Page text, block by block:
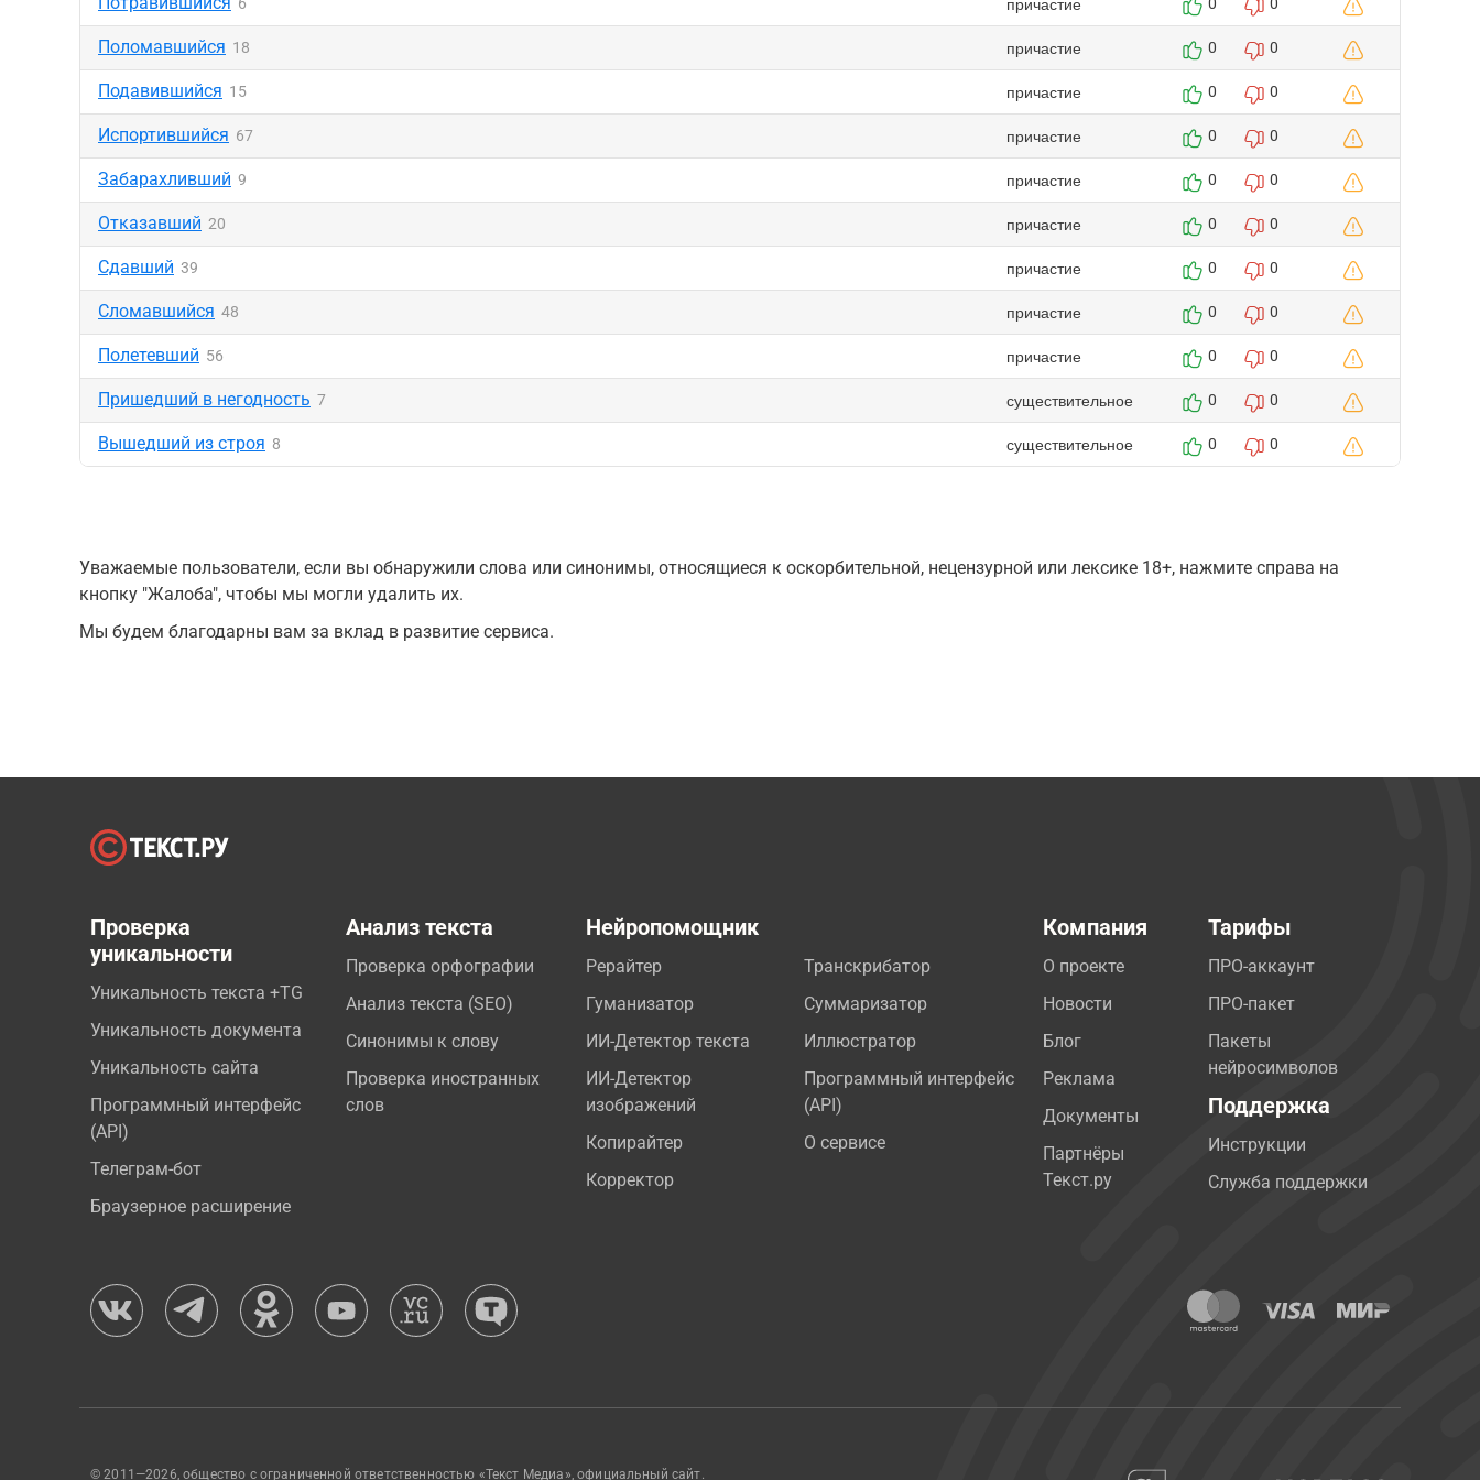
Поломавшийся 18 причастие 0 0
Подавившийся 15 причастие 0 0
Испортившийся 67 причастие 0 0
Забарахливший 9 причастие 0 0
Отказавший 20 причастие 0 0
Сдавший 39 причастие 0 0
Сломавшийся 48 причастие 0 0
Полетевший 56 причастие 0 0
Пришедший в негодность 7 существительное 0 0
Вышедший из строя 8 существительное 0 0
Уважаемые пользователи, если вы обнаружили слова или синонимы, относящиеся к оскорбительной, нецензурной или лексике 18+, нажмите справа на
кнопку "Жалоба", чтобы мы могли удалить их.
Мы будем благодарны вам за вклад в развитие сервиса.
Проверка
уникальности
Уникальность текста +TG
Уникальность документа
Уникальность сайта
Программный интерфейс
(API)
Телеграм-бот
Браузерное расширение
Анализ текста
Проверка орфографии
Анализ текста (SEO)
Синонимы к слову
Проверка иностранных
слов
Нейропомощник
Рерайтер
Гуманизатор
ИИ-Детектор текста
ИИ-Детектор
изображений
Копирайтер
Корректор
Транскрибатор
Суммаризатор
Иллюстратор
Программный интерфейс
(API)
О сервисе
Компания
О проекте
Новости
Блог
Реклама
Документы
Партнёры
Текст.ру
Тарифы
ПРО-аккаунт
ПРО-пакет
Пакеты
нейросимволов
Поддержка
Инструкции
Служба поддержки
© 2011—2026, общество с ограниченной ответственностью «Текст Медиа», официальный сайт.